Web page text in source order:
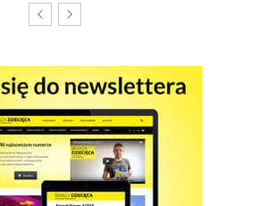
funkcjonują m.in. formularze
logowania do konta użytkownika
plików cookies.
Analytics, czyli narzędzia
przeglądanie i analizę
z aktywnością użytkowników na naszej